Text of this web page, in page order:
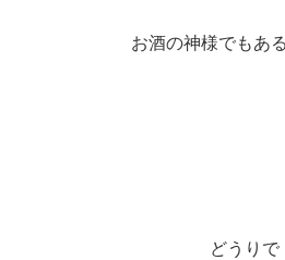
お酒の神様でもあ
どうりで